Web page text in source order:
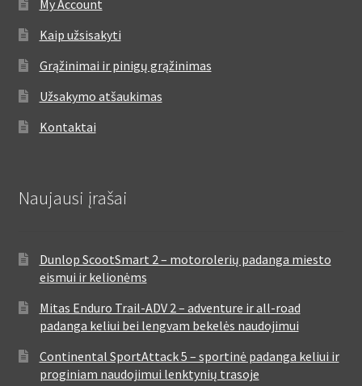
My Account
Kaip užsisakyti
Grąžinimai ir pinigų grąžinimas
Užsakymo atšaukimas
Kontaktai
Naujausi įrašai
Dunlop ScootSmart 2 – motorolerių padanga miesto
eismui ir kelionėms
Mitas Enduro Trail-ADV 2 – adventure ir all-road
padanga keliui bei lengvam bekelės naudojimui
Continental SportAttack 5 – sportinė padanga keliui ir
proginiam naudojimui lenktynių trasoje